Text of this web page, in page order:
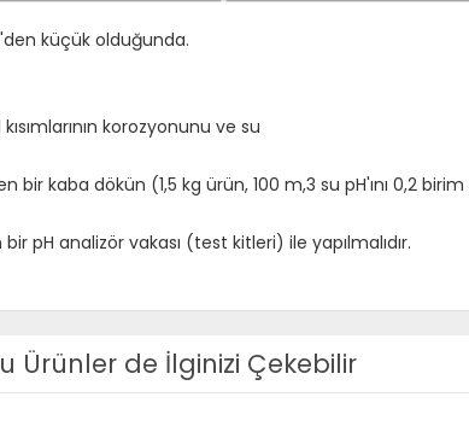
küçük olduğunda.
korozyonunu ve su
kaba dökün (1,5 kg ürün, 100 m,3 su pH'ını 0,2
pH analizör vakası (test kitleri) ile yapılmalıdır.
Ürünler de İlginizi Çekebilir